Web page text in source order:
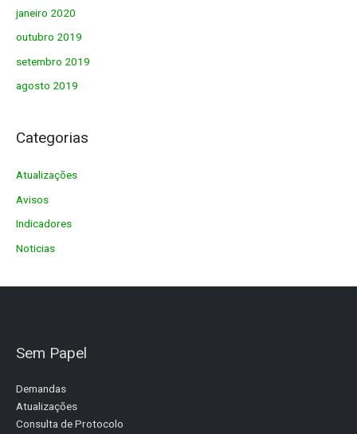
janeiro 2020
outubro 2019
setembro 2019
agosto 2019
Categorias
Atualizações
Avisos
Indicadores
Noticias
Sem Papel
Demandas
Atualizações
Consulta de Protocolo